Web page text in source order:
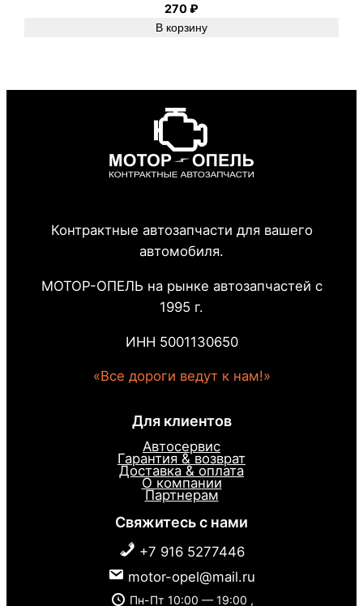
270₽
В корзину
Контрактные автозапчасти для вашего
автомобиля.
МОТОР-ОПЕЛЬ на рынке автозапчастей с
1995 г.
ИНН 5001130650
«Все дороги ведут к нам!»
Для клиентов
Автосервис
Гарантия & возврат
Доставка & оплата
О компании
Партнерам
Свяжитесь с нами
+7 916 5277446
motor-opel@mail.ru
Пн-Пт 10:00 — 19:00 ,